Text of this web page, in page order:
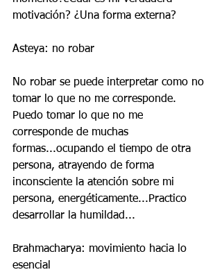
motivación? ¿Una forma externa?
Asteya: no robar
No robar se puede interpretar como no
tomar lo que no me corresponde.
Puedo tomar lo que no me
corresponde de muchas
formas...ocupando el tiempo de otra
persona, atrayendo de forma
inconsciente la atención sobre mi
persona, energéticamente...Practico
desarrollar la humildad...
Brahmacharya: movimiento hacia lo
esencial